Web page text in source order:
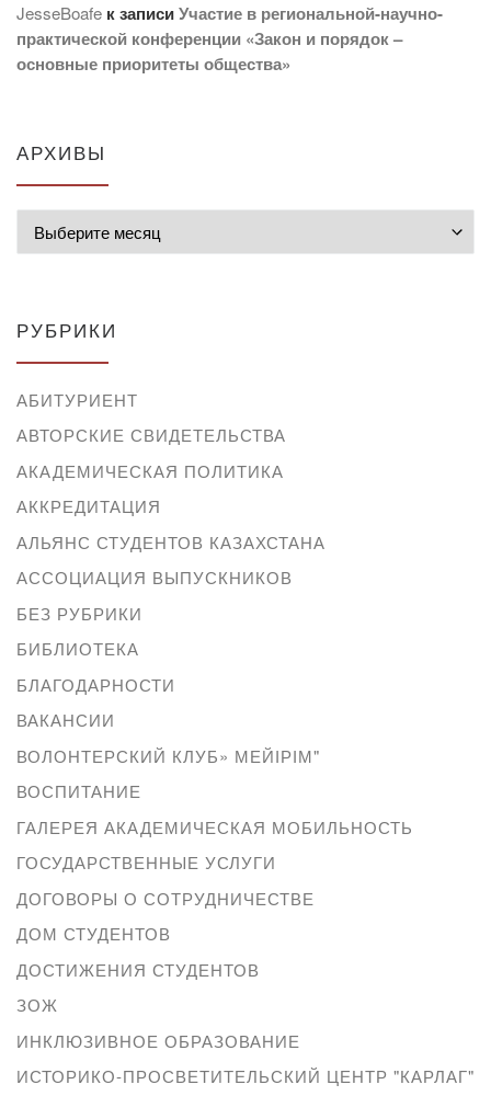
JesseBoafe к записиУчастие в региональной-научно-
практической конференции «Закон и порядок –
основные приоритеты общества»
АРХИВЫ
РУБРИКИ
АБИТУРИЕНТ
АВТОРСКИЕ СВИДЕТЕЛЬСТВА
АКАДЕМИЧЕСКАЯ ПОЛИТИКА
АККРЕДИТАЦИЯ
АЛЬЯНС СТУДЕНТОВ КАЗАХСТАНА
АССОЦИАЦИЯ ВЫПУСКНИКОВ
БЕЗ РУБРИКИ
БИБЛИОТЕКА
БЛАГОДАРНОСТИ
ВАКАНСИИ
ВОЛОНТЕРСКИЙ КЛУБ» МЕЙІРІМ"
ВОСПИТАНИЕ
ГАЛЕРЕЯ АКАДЕМИЧЕСКАЯ МОБИЛЬНОСТЬ
ГОСУДАРСТВЕННЫЕ УСЛУГИ
ДОГОВОРЫ О СОТРУДНИЧЕСТВЕ
ДОМ СТУДЕНТОВ
ДОСТИЖЕНИЯ СТУДЕНТОВ
ЗОЖ
ИНКЛЮЗИВНОЕ ОБРАЗОВАНИЕ
ИСТОРИКО-ПРОСВЕТИТЕЛЬСКИЙ ЦЕНТР "КАРЛАГ"